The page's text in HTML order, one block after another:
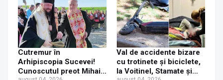
Cutremur în
Arhipiscopia Sucevei!
Cunoscutul preot Mihai
Val de accidente bizare
cu trotinete și biciclete,
la Voitinel, Stamate și